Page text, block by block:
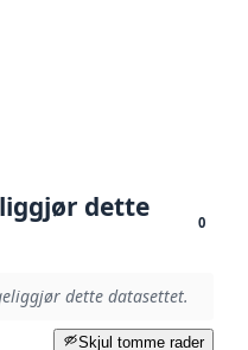
dette
0
dette datasettet.
Skjul tomme rader